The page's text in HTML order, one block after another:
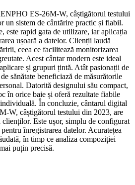
ES-26M-W, câștigătorul testului
un sistem de cântărire practic și fiabil.
este rapid gata de utilizare, iar aplicația
ușoară a datelor. Clienții laudă
ceea ce facilitează monitorizarea
Acest cântar modern este ideal
și grupuri țintă. Atât pasionații de
sănătate beneficiază de măsurătorile
Datorită designului său compact,
în orice baie și oferă rezultate fiabile
În concluzie, cântarul digital
W, câștigătorul testului din 2023, are
Este ușor, simplu de configurat
înregistrarea datelor. Acuratețea
în timp ce analiza compoziției
puțin precisă.